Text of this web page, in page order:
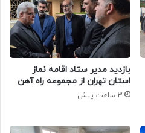
بازدید مدیر ستاد اقامه نماز
استان تهران از مجموعه راه آهن
3 ساعت پیش